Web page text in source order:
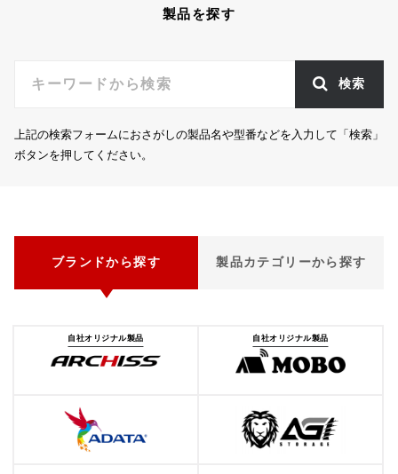
製品を探す
検索
上記の検索フォームにおさがしの製品名や型番などを入力して「検索」
ボタンを押してください。
ブランドから探す 製品カテゴリーから探す
自社オリジナル製品 自社オリジナル製品